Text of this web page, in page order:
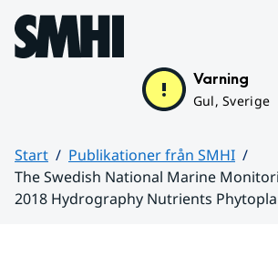
Hoppa till sidans innehåll
Varning
Gul, Sverige
Start
Publikationer från SMHI
The Swedish National Marine
2018 Hydrography Nutrients